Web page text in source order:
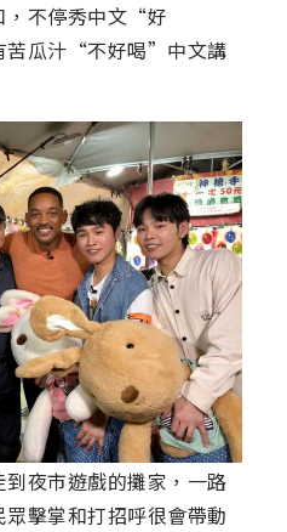
，不停秀中文“好
瓜汁“不好喝”中文講
夜市遊戲的攤家，一路
擊掌和打招呼很會帶動